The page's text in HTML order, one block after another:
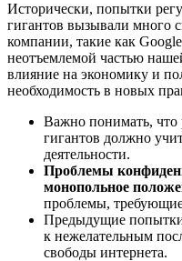
Исторически, попытки
гигантов вызывали много
компании, такие как
неотъемлемой частью
влияние на экономику и
необходимость в новых
Важно понимать, что
гигантов должно
деятельности.
Проблемы
монопольное
проблемы, требующие
Предыдущие попытки
к нежелательным
свободы интернета.